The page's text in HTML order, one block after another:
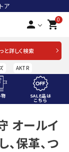
ア
person 0
shopping_cart
と詳しく検索
AKTR
SALE品は
こちら
オールイ
保革、つ